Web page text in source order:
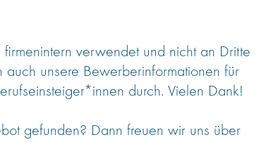
verwendet und nicht an Dritte
unsere Bewerberinformationen für
durch. Vielen Dank!
gefunden? Dann freuen wir uns über